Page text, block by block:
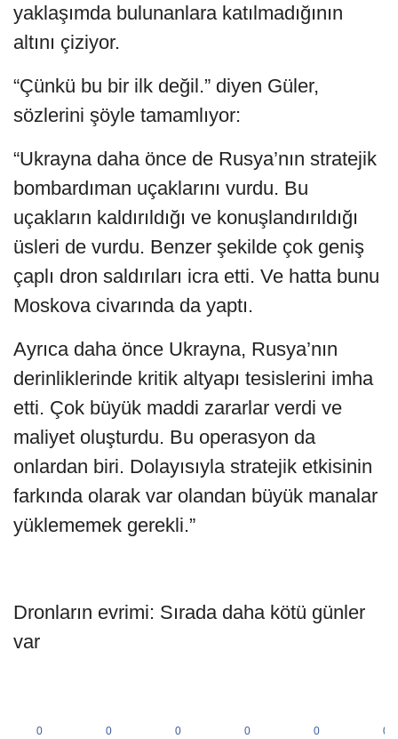
yaklaşımda bulunanlara katılmadığının
altını çiziyor.
“Çünkü bu bir ilk değil.” diyen Güler,
sözlerini şöyle tamamlıyor:
“Ukrayna daha önce de Rusya’nın stratejik
bombardıman uçaklarını vurdu. Bu
uçakların kaldırıldığı ve konuşlandırıldığı
üsleri de vurdu. Benzer şekilde çok geniş
çaplı dron saldırıları icra etti. Ve hatta bunu
Moskova civarında da yaptı.
Ayrıca daha önce Ukrayna, Rusya’nın
derinliklerinde kritik altyapı tesislerini imha
etti. Çok büyük maddi zararlar verdi ve
maliyet oluşturdu. Bu operasyon da
onlardan biri. Dolayısıyla stratejik etkisinin
farkında olarak var olandan büyük manalar
yüklememek gerekli.”
Dronların evrimi: Sırada daha kötü günler
var